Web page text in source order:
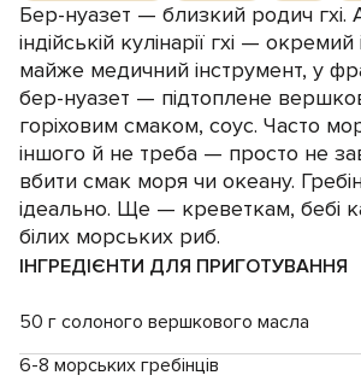
Бер-нуазет — близкий родич
індійській кулінарії гхі — окремий
майже медичний інструмент, у
бер-нуазет — підтоплене
горіховим смаком, соус. Часто
іншого й не треба — просто не
вбити смак моря чи океану.
ідеально. Ще — креветкам, бебі
білих морських риб.
ІНГРЕДІЄНТИ ДЛЯ ПРИГОТУВАННЯ
50 г солоного вершкового масла
6-8 морських гребінців